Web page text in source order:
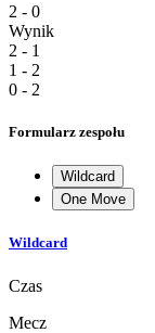
2 - 0
Wynik
2 - 1
1 - 2
0 - 2
Formularz zespołu
Wildcard
One Move
Wildcard
Czas
Mecz